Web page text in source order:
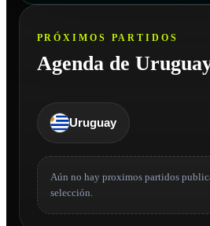
PRÓXIMOS PARTIDOS
Agenda de
Uruguay
Aún no hay proximos partidos
selección.